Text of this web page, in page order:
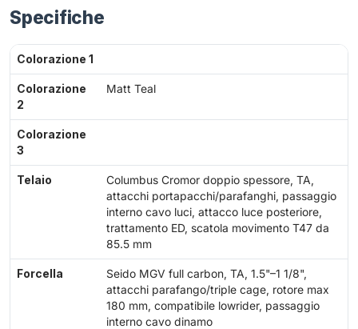
Specifiche
Colorazione 1
Colorazione
2
Matt Teal
Colorazione
3
Telaio
Columbus Cromor doppio spessore, TA,
attacchi portapacchi/parafanghi, passaggio
interno cavo luci, attacco luce posteriore,
trattamento ED, scatola movimento T47 da
85.5 mm
Forcella
Seido MGV full carbon, TA, 1.5"–1 1/8",
attacchi parafango/triple cage, rotore max
180 mm, compatibile lowrider, passaggio
interno cavo dinamo